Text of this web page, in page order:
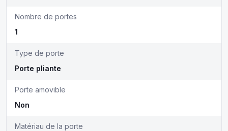
Nombre de portes
1
Type de porte
Porte pliante
Porte amovible
Non
Matériau de la porte